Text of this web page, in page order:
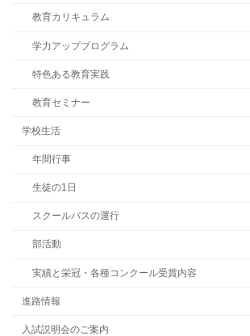
教育カリキュラム
学力アッププログラム
特色ある教育実践
教育セミナー
学校生活
年間行事
生徒の1日
スクールバスの運行
部活動
実績と栄冠・各種コンクール受賞内容
進路情報
入試説明会のご案内